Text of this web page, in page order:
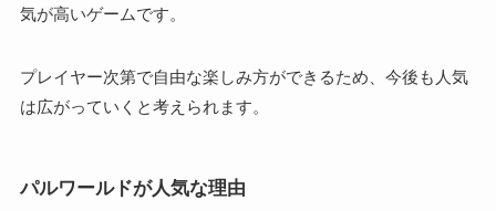
気が高いゲームです。
プレイヤー次第で自由な楽しみ方ができるため、今後も人気
は広がっていくと考えられます。
パルワールドが人気な理由